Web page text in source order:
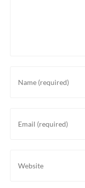
your
username
your
your